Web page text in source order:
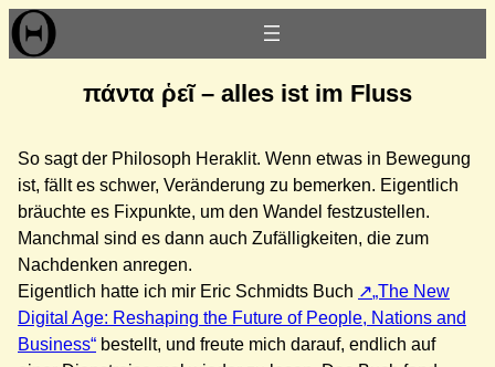
Zum
Inhalt
πάντα ῥεῖ – alles ist im Fluss
So sagt der Philosoph Heraklit. Wenn etwas in Bewegung
ist, fällt es schwer, Veränderung zu bemerken. Eigentlich
bräuchte es Fixpunkte, um den Wandel festzustellen.
Manchmal sind es dann auch Zufälligkeiten, die zum
Nachdenken anregen.
Eigentlich hatte ich mir Eric Schmidts Buch
„The New
Digital Age: Reshaping the Future of People, Nations and
Business“ bestellt, und freute mich darauf, endlich auf